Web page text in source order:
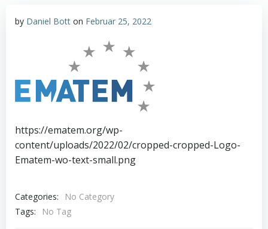
by Daniel Bott on Februar 25, 2022
https://ematem.org/wp-
content/uploads/2022/02/cropped-cropped-Logo-
Ematem-wo-text-small.png
Categories:
No Category
Tags:
No Tag